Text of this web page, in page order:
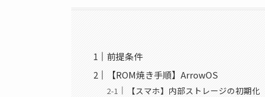
前提条件
【ROM焼き手順】ArrowOS
【スマホ】内部ストレージの初期化